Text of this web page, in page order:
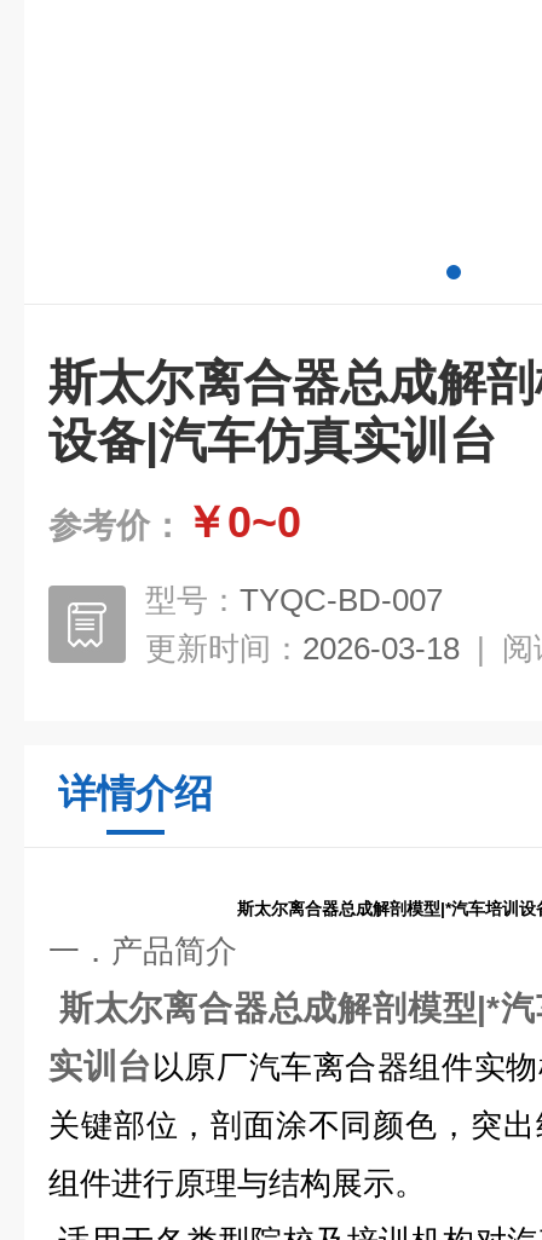
斯太尔离合器总成解
设备|汽车仿真实训台
参考价： ￥0~0
型号： TYQC-BD-007
更新时间： 2026-03-18 | 阅
详情介绍
斯太尔离合器总成解剖模型|*汽车培训
一．产品简介
斯太尔离合器总成解剖模型|*
实训台以原厂汽车离合器组件实
关键部位，剖面涂不同颜色，突
组件进行原理与结构展示。